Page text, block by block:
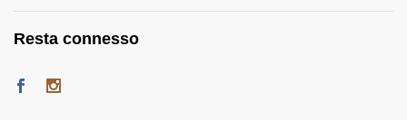
Resta connesso